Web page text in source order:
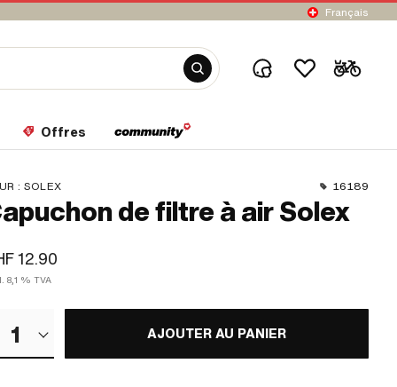
Français
Offres
: SOLEX 16189
de filtre à air Solex
12.90
8,1 % TVA
1 AJOUTER AU PANIER